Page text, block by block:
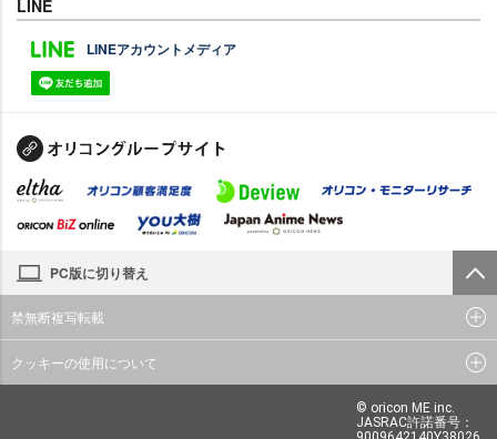
LINE
LINEアカウントメディア
PC版に切り替え
禁無断複写転載
クッキーの使用について
© oricon ME inc.
JASRAC許諾番号：